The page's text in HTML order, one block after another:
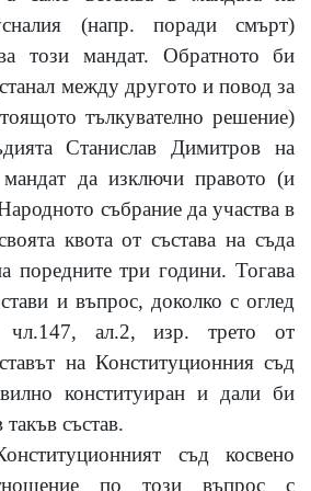
(напр. поради смърт)
този мандат. Обратното би
между другото и повод за
тълкувателно решение)
Станислав Димитров на
да изключи правото (и
събрание да участва в
квота от състава на съда
поредните три години. Тогава
и въпрос, доколко с оглед
чл.147, ал.2, изр. трето от
на Конституционния съд
конституиран и дали би
състав.
съд косвено
по този въпрос с